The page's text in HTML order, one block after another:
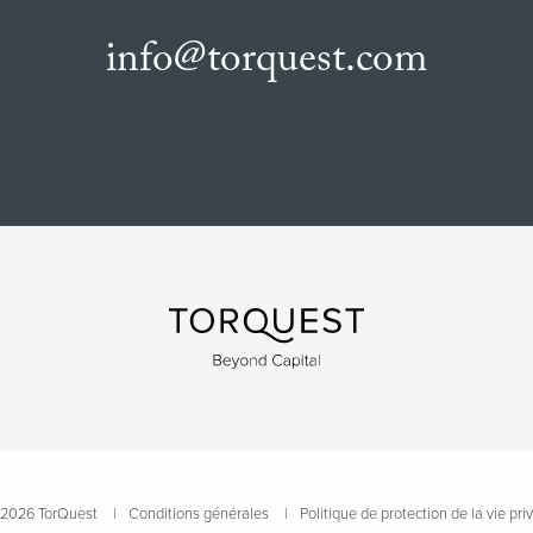
info@torquest.com
TorQuest Conditions générales Politique de protection de la vie